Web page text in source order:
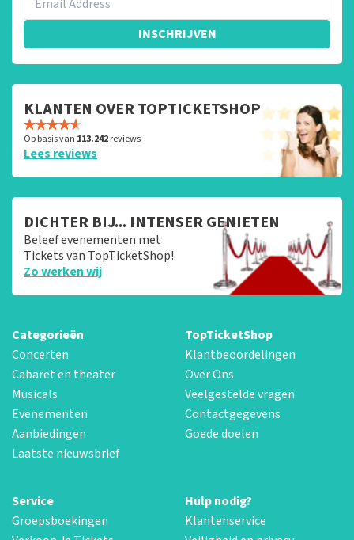
INSCHRIJVEN
KLANTEN OVER TOPTICKETSHOP
Op basis van 113.242reviews
Lees reviews
DICHTER BIJ... INTENSER GENIETEN
Beleef evenementen met
Tickets van TopTicketShop!
Zo werken wij
Categorieën
Concerten
Cabaret en theater
Musicals
Evenementen
Aanbiedingen
Laatste nieuwsbrief
TopTicketShop
Klantbeoordelingen
Over Ons
Veelgestelde vragen
Contactgegevens
Goede doelen
Service
Groepsboekingen
Hulp nodig?
Klantenservice